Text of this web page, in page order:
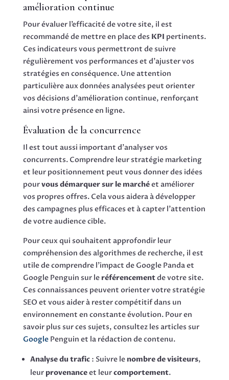
amélioration continue
Pour évaluer l’efficacité de votre site, il est
recommandé de mettre en place des KPI pertinents.
Ces indicateurs vous permettront de suivre
régulièrement vos performances et d’ajuster vos
stratégies en conséquence. Une attention
particulière aux données analysées peut orienter
vos décisions d’amélioration continue, renforçant
ainsi votre présence en ligne.
Évaluation de la concurrence
Il est tout aussi important d’analyser vos
concurrents. Comprendre leur stratégie marketing
et leur positionnement peut vous donner des idées
pourvous démarquer sur le marchéet améliorer
vos propres offres. Cela vous aidera à développer
des campagnes plus efficaces et à capter l’attention
de votre audience cible.
Pour ceux qui souhaitent approfondir leur
compréhension des algorithmes de recherche, il est
utile de comprendre l’impact de Google Panda et
Google Penguin sur le référencementde votre site.
Ces connaissances peuvent orienter votre stratégie
SEO et vous aider à rester compétitif dans un
environnement en constante évolution. Pour en
savoir plus sur ces sujets, consultez les articles sur
Google Penguin et la rédaction de contenu.
Analyse du trafic: Suivre le nombre de visiteurs,
leur provenanceet leurcomportement.